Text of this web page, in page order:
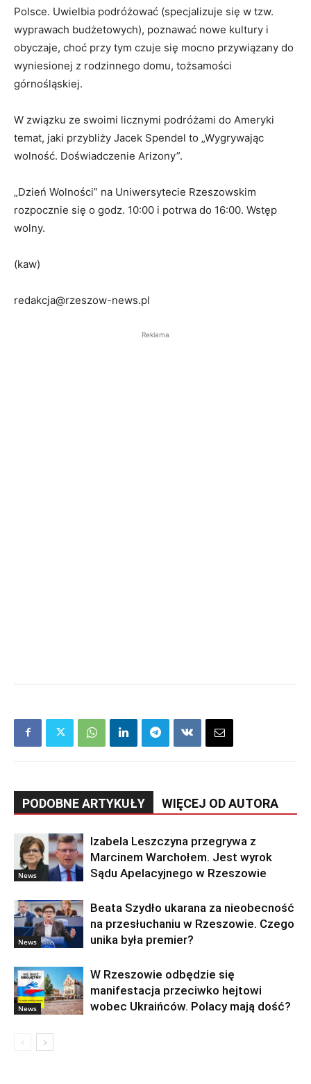
Polsce. Uwielbia podróżować (specjalizuje się w tzw.
wyprawach budżetowych), poznawać nowe kultury i
obyczaje, choć przy tym czuje się mocno przywiązany do
wyniesionej z rodzinnego domu, tożsamości
górnośląskiej.
W związku ze swoimi licznymi podróżami do Ameryki
temat, jaki przybliży Jacek Spendel to „Wygrywając
wolność. Doświadczenie Arizony”.
„Dzień Wolności” na Uniwersytecie Rzeszowskim
rozpocznie się o godz. 10:00 i potrwa do 16:00. Wstęp
wolny.
(kaw)
redakcja@rzeszow-news.pl
Reklama
PODOBNE ARTYKUŁY WIĘCEJ OD AUTORA
News
Izabela Leszczyna przegrywa z
Marcinem Warchołem. Jest wyrok
Sądu Apelacyjnego w Rzeszowie
News
Beata Szydło ukarana za nieobecność
na przesłuchaniu w Rzeszowie. Czego
unika była premier?
News
W Rzeszowie odbędzie się
manifestacja przeciwko hejtowi
wobec Ukraińców. Polacy mają dość?